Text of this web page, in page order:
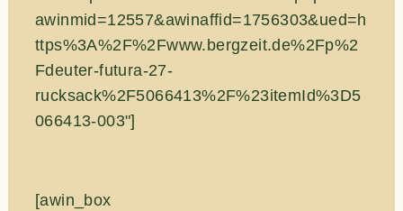
awinmid=12557&awinaffid=1756303&ued=h
ttps%3A%2F%2Fwww.bergzeit.de%2Fp%2
Fdeuter-futura-27-
rucksack%2F5066413%2F%23itemId%3D5
066413-003"]
[awin_box